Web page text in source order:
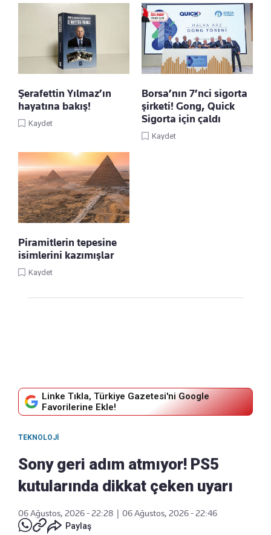
Şerafettin Yılmaz’ın
hayatına bakış!
Kaydet
Borsa’nın 7’nci sigorta
şirketi! Gong, Quick
Sigorta için çaldı
Kaydet
Piramitlerin tepesine
isimlerini kazımışlar
Kaydet
Linke Tıkla, Türkiye Gazetesi'ni Google
Favorilerine Ekle!
TEKNOLOJI
Sony geri adım atmıyor! PS5
kutularında dikkat çeken uyarı
06 Ağustos, 2026 - 22:28
06 Ağustos, 2026 - 22:46
Paylaş